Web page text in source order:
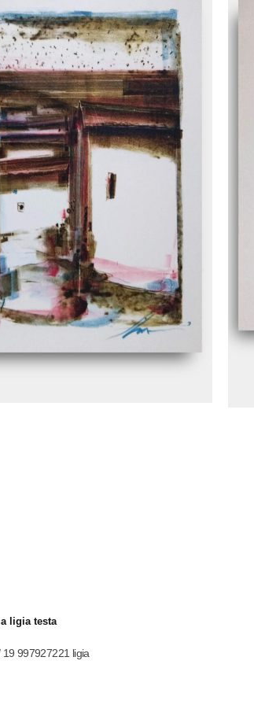
ligia testa
997927221 ligia